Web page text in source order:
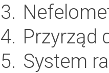
Przyrząd
System